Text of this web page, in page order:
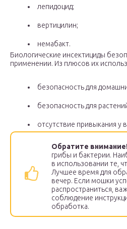
лепидоцид;
вертицилин;
немабакт.
Биологические инсектициды
применении. Из плюсов их
безопасность для
безопасность для
отсутствие привыкания у
Обратите
грибы и бактерии.
в использовании те,
Лучшее время для
вечер. Если мошки
распространиться,
соблюдение
обработка.